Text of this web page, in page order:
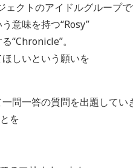
クトのアイドルグループで
意味を持つ“Rosy”
“Chronicle”。
しいという願いを
問一答の質問を出題してい
を